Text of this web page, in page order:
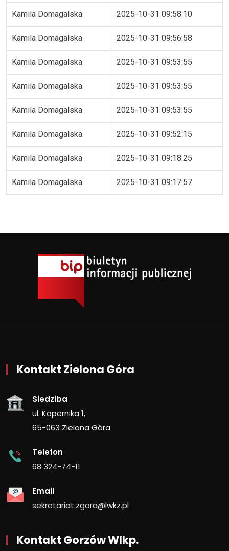
Kamila Domagalska 2025-10-31 09:58:10
Kamila Domagalska 2025-10-31 09:56:58
Kamila Domagalska 2025-10-31 09:53:55
Kamila Domagalska 2025-10-31 09:53:55
Kamila Domagalska 2025-10-31 09:53:55
Kamila Domagalska 2025-10-31 09:52:15
Kamila Domagalska 2025-10-31 09:18:25
Kamila Domagalska 2025-10-31 09:17:57
Kontakt Zielona Góra
Siedziba
ul. Kopernika 1,
65-063 Zielona Góra
Telefon
68 324-74-11
Email
sekretariat.zgora@lwkz.pl
Kontakt Gorzów Wlkp.